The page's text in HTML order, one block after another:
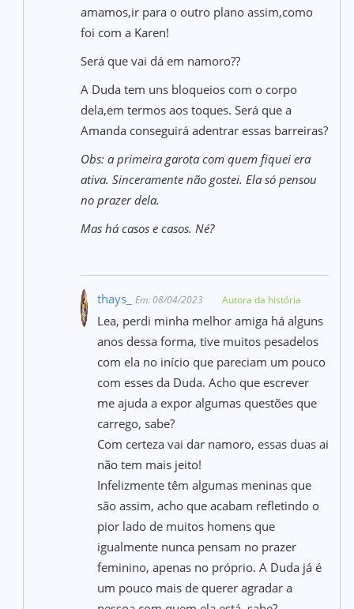
amamos,ir para o outro plano assim,como
foi com a Karen!
Será que vai dá em namoro??
A Duda tem uns bloqueios com o corpo
dela,em termos aos toques. Será que a
Amanda conseguirá adentrar essas barreiras?
Obs: a primeira garota com quem fiquei era
ativa. Sinceramente não gostei. Ela só pensou
no prazer dela.
Mas há casos e casos. Né?
thays_ Em: 08/04/2023 Autora da história
Lea, perdi minha melhor amiga há alguns
anos dessa forma, tive muitos pesadelos
com ela no início que pareciam um pouco
com esses da Duda. Acho que escrever
me ajuda a expor algumas questões que
carrego, sabe?
Com certeza vai dar namoro, essas duas ai
não tem mais jeito!
Infelizmente têm algumas meninas que
são assim, acho que acabam refletindo o
pior lado de muitos homens que
igualmente nunca pensam no prazer
feminino, apenas no próprio. A Duda já é
um pouco mais de querer agradar a